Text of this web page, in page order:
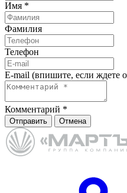
Имя *
Фамилия
Телефон
E-mail (впишите, если ждете
Комментарий *
Отправить Отмена